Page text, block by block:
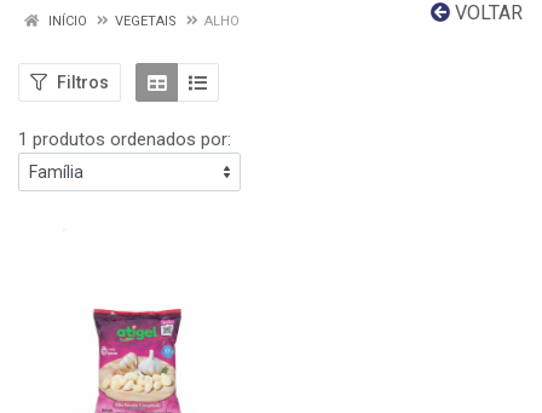
VOLTAR
INÍCIO VEGETAIS ALHO
Filtros
1 produtos ordenados por: